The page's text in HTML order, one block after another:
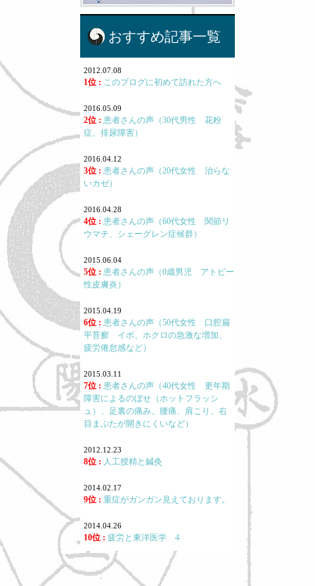
おすすめ記事一覧
2012.07.08
1位 : このブログに初めて訪れた方へ
2016.05.09
2位 : 患者さんの声（30代男性 花粉
症、排尿障害）
2016.04.12
3位 : 患者さんの声（20代女性 治らな
いカゼ）
2016.04.28
4位 : 患者さんの声（60代女性 関節リ
ウマチ、シェーグレン症候群）
2015.06.04
5位 : 患者さんの声（0歳男児 アトピー
性皮膚炎）
2015.04.19
6位 : 患者さんの声（50代女性 口腔扁
平苔癬 イボ、ホクロの急激な増加、
疲労倦怠感など）
2015.03.11
7位 : 患者さんの声（40代女性 更年期
障害によるのぼせ（ホットフラッシ
ュ）、足裏の痛み、腰痛、肩こり、右
目まぶたが開きにくいなど）
2012.12.23
8位 : 人工授精と鍼灸
2014.02.17
9位 : 重症がガンガン見えております。
2014.04.26
10位 : 疲労と東洋医学 4